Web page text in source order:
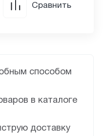
способом
в каталоге
доставку
Сравнить